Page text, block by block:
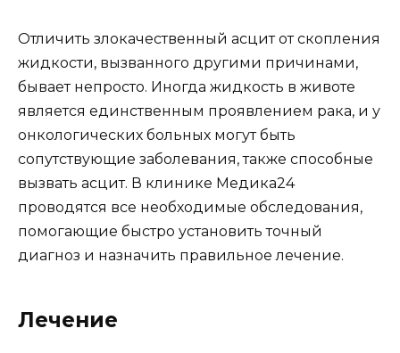
Отличить злокачественный асцит от скопления
жидкости, вызванного другими причинами,
бывает непросто. Иногда жидкость в животе
является единственным проявлением рака, и у
онкологических больных могут быть
сопутствующие заболевания, также способные
вызвать асцит. В клинике Медика24
проводятся все необходимые обследования,
помогающие быстро установить точный
диагноз и назначить правильное лечение.
Лечение